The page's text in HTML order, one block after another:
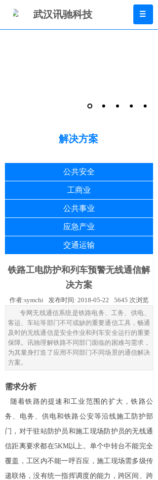
解决方案
公共安全
工商业
公共事业
应急产业
交通运输
铁路工电防护和列车预警无线通信解
决方案
作者:symchi 发布时间: 2018-05-22 5645 次浏览
专网无线通信系统是铁路电务、工务、供电、
客运、车站等部门不可或缺的重要通信工具，畅通
及时的无线通信是安全作业和列车安全运行的重要
保障。讯驰理解铁路不同部门面临的困难与需求，
为其量身打造了应用不同部门不同场景的通信解决
方案。
需求分析
随着铁路的提速和工业范围的扩大，铁路公
务、电务、供电和铁路公安等沿线施工防护部
门，对于驻站防护员和施工现场防护员的无线通
信距离要求都在5KM以上。单个中转台不能完全
覆盖，工区内不能一呼百应，施工现场需多级传
递联络，没有统一指挥调度的能力，跨区间、跨
武汉讯驰科技